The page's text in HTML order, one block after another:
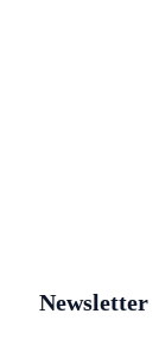
Newsletter